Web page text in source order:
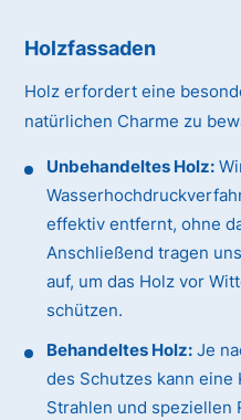
Holzfassaden
Holz erfordert eine
natürlichen Charme zu
Unbehandeltes Holz:
effektiv entfernt, ohne
Anschließend tragen
auf, um das Holz vor
schützen.
Behandeltes Holz: Je
des Schutzes kann eine
Strahlen und speziellen